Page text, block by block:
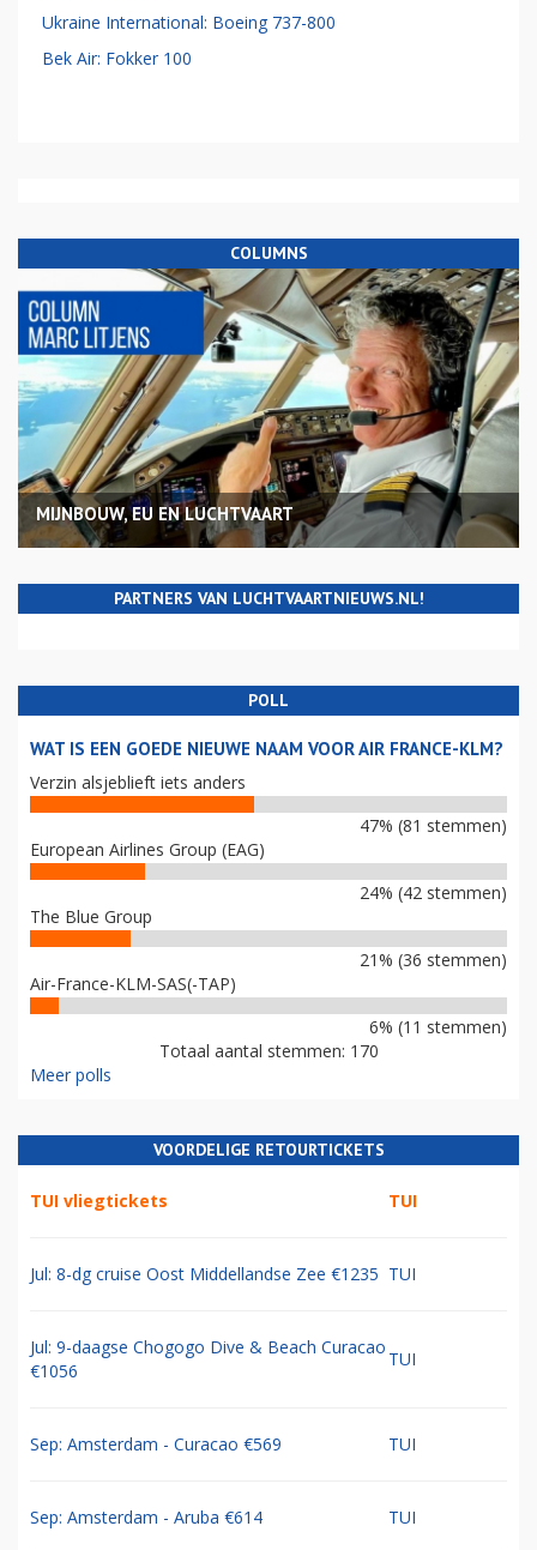
Ukraine International: Boeing 737-800
Bek Air: Fokker 100
COLUMNS
MIJNBOUW, EU EN LUCHTVAART
PARTNERS VAN LUCHTVAARTNIEUWS.NL!
POLL
WAT IS EEN GOEDE NIEUWE NAAM VOOR AIR FRANCE-KLM?
Verzin alsjeblieft iets anders
47% (81 stemmen)
European Airlines Group (EAG)
24% (42 stemmen)
The Blue Group
21% (36 stemmen)
Air-France-KLM-SAS(-TAP)
6% (11 stemmen)
Totaal aantal stemmen: 170
Meer polls
VOORDELIGE RETOURTICKETS
TUI vliegtickets TUI
Jul: 8-dg cruise Oost Middellandse Zee €1235 TUI
Jul: 9-daagse Chogogo Dive & Beach Curacao
€1056
TUI
Sep: Amsterdam - Curacao €569 TUI
Sep: Amsterdam - Aruba €614 TUI